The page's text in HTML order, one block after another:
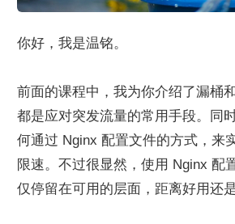
你好，我是温铭。
前面的课程中，我为你介绍了漏桶
都是应对突发流量的常用手段。同
何通过 Nginx 配置文件的方式，来
限速。不过很显然，使用 Nginx 配
仅停留在可用的层面，距离好用还